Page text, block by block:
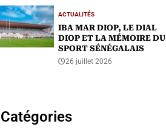
ACTUALITÉS
IBA MAR DIOP, LE DIAL
DIOP ET LA MÉMOIRE DU
SPORT SÉNÉGALAIS
26 juillet 2026
Catégories